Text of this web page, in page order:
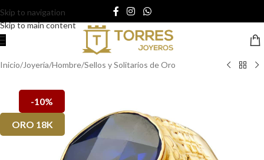
Skip to navigation
Skip to main content
Inicio/Joyería/Hombre/Sellos y Solitarios de Oro
-10%
ORO 18K